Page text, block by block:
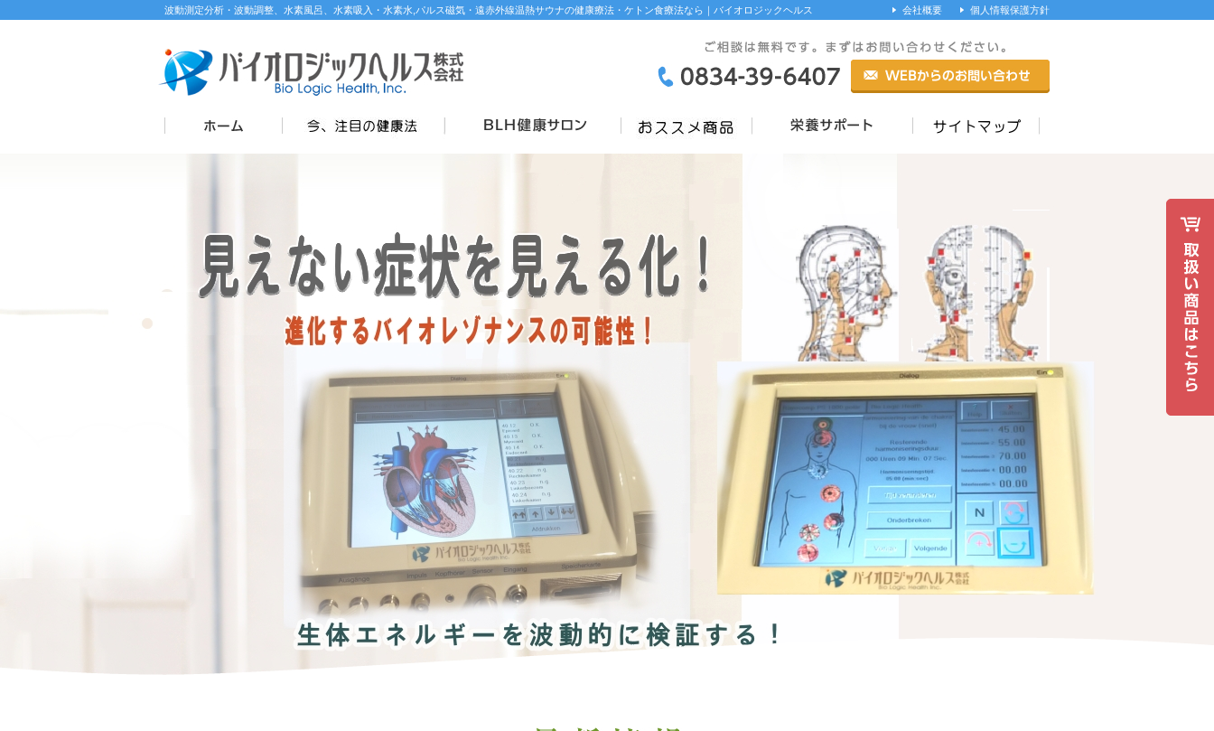
波動測定分析・波動調整、水素風呂、水素吸入・水素水,パルス磁気・遠赤外線温熱サウナの健康療法・ケトン食療法なら｜バイオロジックヘルス 会社概要 個人情報保護方針